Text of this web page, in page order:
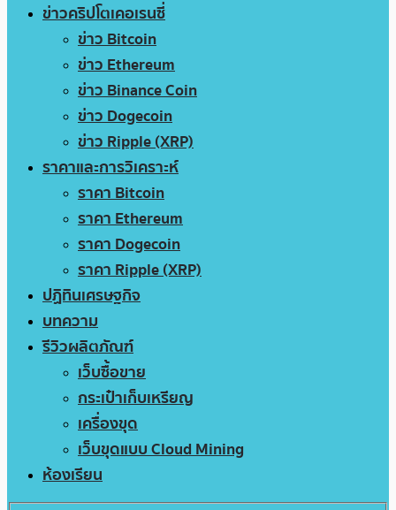
ข่าวคริปโตเคอเรนซี่
ข่าว Bitcoin
ข่าว Ethereum
ข่าว Binance Coin
ข่าว Dogecoin
ข่าว Ripple (XRP)
ราคาและการวิเคราะห์
ราคา Bitcoin
ราคา Ethereum
ราคา Dogecoin
ราคา Ripple (XRP)
ปฏิทินเศรษฐกิจ
บทความ
รีวิวผลิตภัณฑ์
เว็บซื้อขาย
กระเป๋าเก็บเหรียญ
เครื่องขุด
เว็บขุดแบบ Cloud Mining
ห้องเรียน